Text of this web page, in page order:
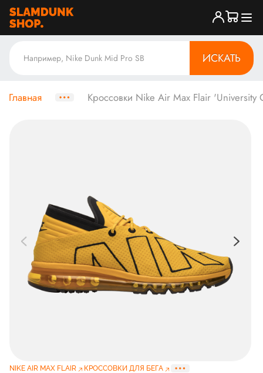
ИСКАТЬ
Главная Кроссовки Nike Air Max Flair 'University
NIKE AIR MAX FLAIR КРОССОВКИ ДЛЯ БЕГА